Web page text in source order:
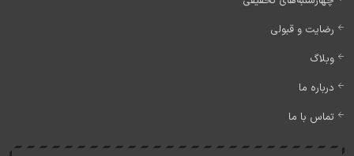
رضایت و قبولی
وبلاگ
درباره ما
تماس با ما